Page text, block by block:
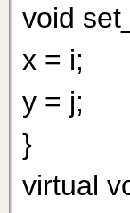
void
x = i;
y = j;
}
virtual